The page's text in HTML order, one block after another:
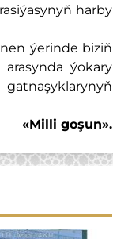
harby
ýerinde biziň
ýokary
«Milli goşun».